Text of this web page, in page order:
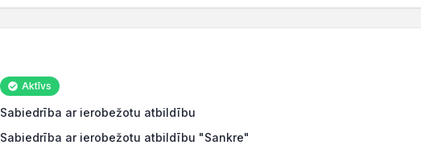
Aktīvs
Sabiedrība ar ierobežotu atbildību
Sabiedrība ar ierobežotu atbildību "Sankre"